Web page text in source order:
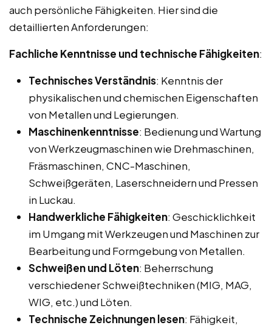
auch persönliche Fähigkeiten. Hier sind die
detaillierten Anforderungen:
Fachliche Kenntnisse und technische Fähigkeiten:
Technisches Verständnis: Kenntnis der
physikalischen und chemischen Eigenschaften
von Metallen und Legierungen.
Maschinenkenntnisse: Bedienung und Wartung
von Werkzeugmaschinen wie Drehmaschinen,
Fräsmaschinen, CNC-Maschinen,
Schweißgeräten, Laserschneidern und Pressen
in Luckau.
Handwerkliche Fähigkeiten: Geschicklichkeit
im Umgang mit Werkzeugen und Maschinen zur
Bearbeitung und Formgebung von Metallen.
Schweißen und Löten: Beherrschung
verschiedener Schweißtechniken (MIG, MAG,
WIG, etc.) und Löten.
Technische Zeichnungen lesen: Fähigkeit,